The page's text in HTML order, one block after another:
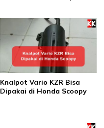
Knalpot Vario KZR Bisa
Dipakai di Honda Scoopy